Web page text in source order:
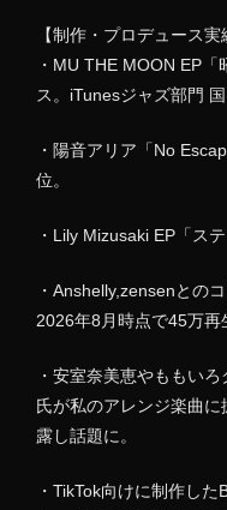
【制作・プロデュース実
・MU THE MOON EP
ス。iTunesジャズ部門
・陽音アリア「No
位。
・Lily Mizusaki EP「ス
・Anshelly,zensenとの
2026年8月時点で45万再
・安室奈美恵やももい
氏が私のアレンジ楽曲
露し話題に。
・TikTok向けに制作し